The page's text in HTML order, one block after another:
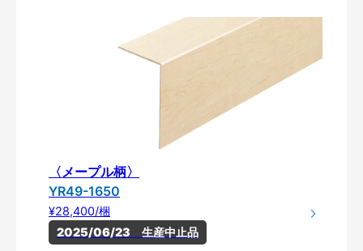
〈メープル柄〉
YR49-1650
¥28,400/梱
2025/06/23　生産中止品